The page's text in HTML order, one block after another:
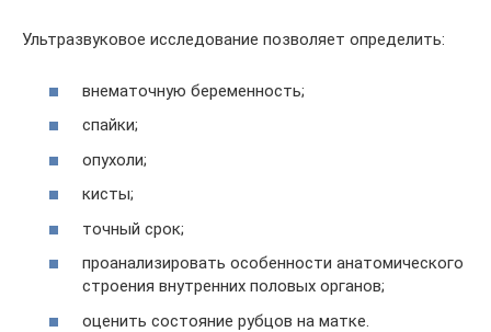
Ультразвуковое исследование позволяет определить:
внематочную беременность;
спайки;
опухоли;
кисты;
точный срок;
проанализировать особенности анатомического
строения внутренних половых органов;
оценить состояние рубцов на матке.